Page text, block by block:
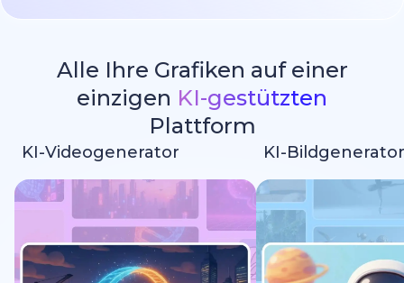
Alle Ihre Grafiken auf einer
einzigen KI-gestützten
Plattform
KI-Videogenerator KI-Bildgenerator